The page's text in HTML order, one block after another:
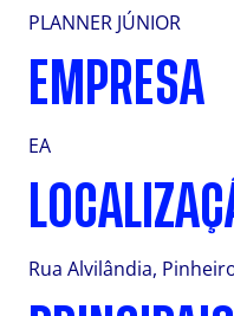
PLANNER JÚNIOR
EMPRESA
EA
Rua Alvilândia,